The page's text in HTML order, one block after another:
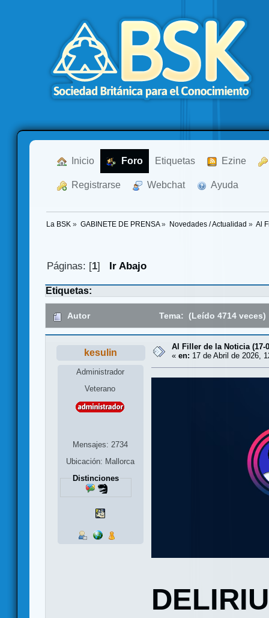
Inicio Foro Etiquetas Ezine
Registrarse Webchat Ayuda
La BSK » GABINETE DE PRENSA» Novedades / Actualidad » Al
Páginas: [1] Ir Abajo
Etiquetas:
Autor Tema: (Leído 4714 veces)
kesulin
Administrador
Veterano
Mensajes: 2734
Ubicación: Mallorca
Distinciones
Al Filler de la Noticia (17-
« en: 17 de Abril de 2026,